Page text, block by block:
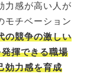
力感が高い人が
モチベーション
の競争の激しい
揮できる職場
効力感を育成